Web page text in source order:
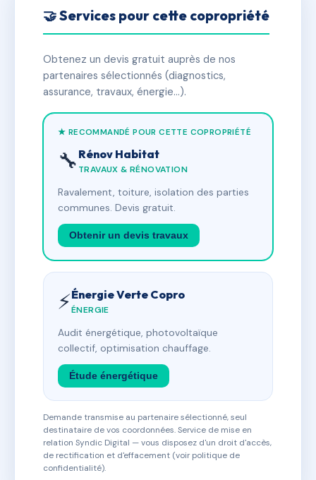
🤝 Services pour cette copropriété
Obtenez un devis gratuit auprès de nos
partenaires sélectionnés (diagnostics,
assurance, travaux, énergie…).
★ RECOMMANDÉ POUR CETTE COPROPRIÉTÉ
🔧 Rénov Habitat
TRAVAUX & RÉNOVATION
Ravalement, toiture, isolation des parties
communes. Devis gratuit.
Obtenir un devis travaux
⚡Énergie Verte Copro
ÉNERGIE
Audit énergétique, photovoltaïque
collectif, optimisation chauffage.
Étude énergétique
Demande transmise au partenaire sélectionné, seul
destinataire de vos coordonnées. Service de mise en
relation Syndic Digital — vous disposez d'un droit d'accès,
de rectification et d'effacement (voir politique de
confidentialité).